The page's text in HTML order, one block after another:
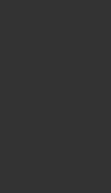
déjà,
Mais